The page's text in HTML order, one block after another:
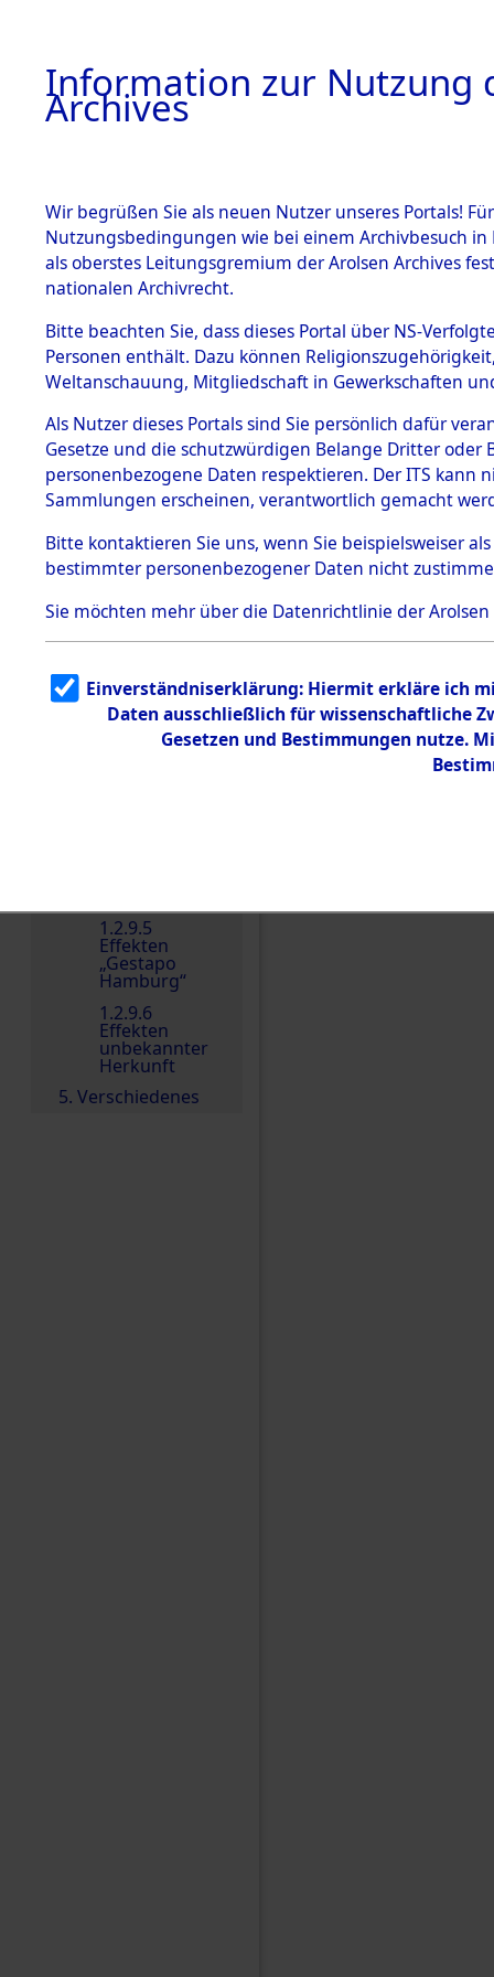
BESTÄNDE
1.
Inhaftierungsdoku
mente
1.2.9 Beim ITS
Effekten
1.2.9.1
Effekten aus
dem KZ
Dachau
1.2.9.2
Effekten aus
dem KZ
Bayerisches
1.2.9.3
Effekten aus
dem KZ
Neuengamm
1.2.9.5
Effekten
„Gestapo
Hamburg“
1.2.9.6
Effekten
unbekannter
Herkunft
5. Verschiedenes
0004
Information zur Nutzung
Archives
Wir begrüßen Sie als neuen Nutzer unseres Portals!
Nutzungsbedingungen wie bei einem Archivbesuch
als oberstes Leitungsgremium der Arolsen Archives
nationalen Archivrecht.
Bitte beachten Sie, dass dieses Portal über NS-
Personen enthält. Dazu können
Weltanschauung, Mitgliedschaft in Gewerkschaften
Als Nutzer dieses Portals sind Sie persönlich dafür
Gesetze und die schutzwürdigen Belange Dritter
personenbezogene Daten respektieren. Der ITS
Sammlungen erscheinen, verantwortlich gemacht
Bitte kontaktieren Sie uns, wenn Sie beispielsweiser
bestimmter personenbezogener Daten nicht
Sie möchten mehr über die Datenrichtlinie der Arolsen
Einverständniserklärung: Hiermit erkläre ich
Daten ausschließlich für wissenschaftliche
Gesetzen und Bestimmungen nutze.